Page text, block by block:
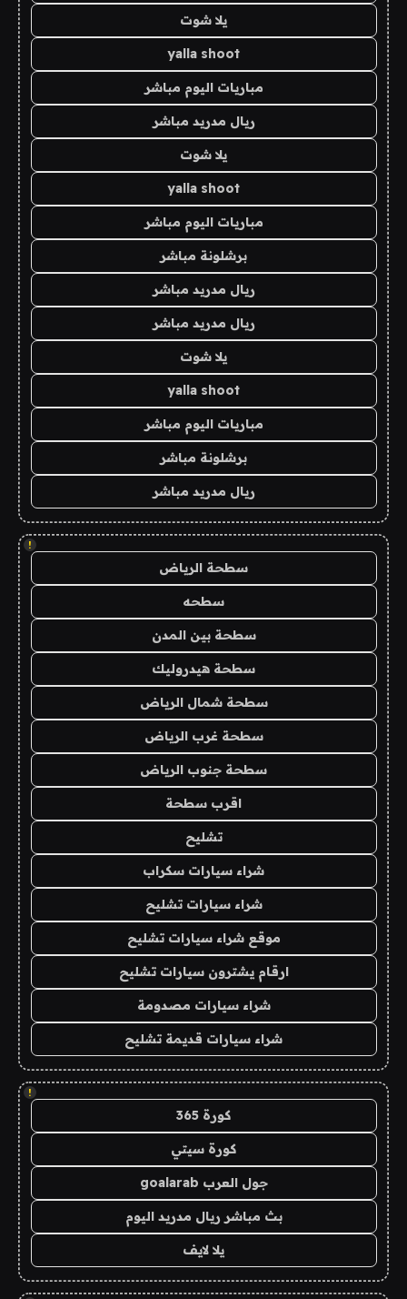
يلا شوت
yalla shoot
مباريات اليوم مباشر
ريال مدريد مباشر
يلا شوت
yalla shoot
مباريات اليوم مباشر
برشلونة مباشر
ريال مدريد مباشر
ريال مدريد مباشر
يلا شوت
yalla shoot
مباريات اليوم مباشر
برشلونة مباشر
ريال مدريد مباشر
!
سطحة الرياض
سطحه
سطحة بين المدن
سطحة هيدروليك
سطحة شمال الرياض
سطحة غرب الرياض
سطحة جنوب الرياض
اقرب سطحة
تشليح
شراء سيارات سكراب
شراء سيارات تشليح
موقع شراء سيارات تشليح
ارقام يشترون سيارات تشليح
شراء سيارات مصدومة
شراء سيارات قديمة تشليح
!
كورة 365
كورة سيتي
جول العرب goalarab
بث مباشر ريال مدريد اليوم
يلا لايف